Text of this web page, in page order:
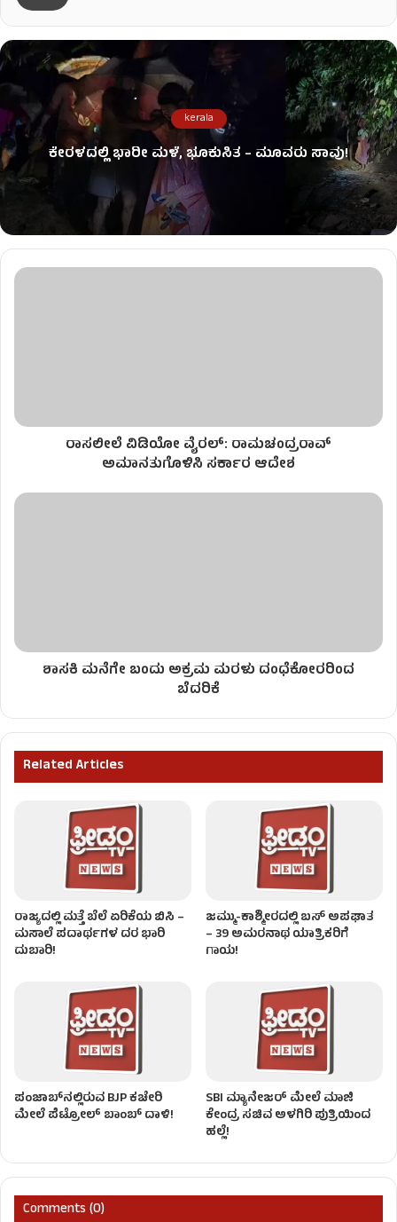
kerala
ಕೇರಳದಲ್ಲಿ ಭಾರೀ ಮಳೆ, ಭೂಕುಸಿತ – ಮೂವರು ಸಾವು!
ರಾಸಲೀಲೆ ವಿಡಿಯೋ ವೈರಲ್: ರಾಮಚಂದ್ರರಾವ್
ಅಮಾನತುಗೊಳಿಸಿ ಸರ್ಕಾರ ಆದೇಶ
ಶಾಸಕಿ ಮನೆಗೇ ಬಂದು ಅಕ್ರಮ ಮರಳು ದಂಧೆಕೋರರಿಂದ
ಬೆದರಿಕೆ
Related Articles
ರಾಜ್ಯದಲ್ಲಿ ಮತ್ತೆ ಬೆಲೆ ಏರಿಕೆಯ ಬಿಸಿ –
ಮಸಾಲೆ ಪದಾರ್ಥಗಳ ದರ ಭಾರಿ
ದುಬಾರಿ!
ಜಮ್ಮು-ಕಾಶ್ಮೀರದಲ್ಲಿ ಬಸ್ ಅಪಘಾತ
– 39 ಅಮರನಾಥ ಯಾತ್ರಿಕರಿಗೆ
ಗಾಯ!
ಪಂಜಾಬ್‌ನಲ್ಲಿರುವ BJP ಕಚೇರಿ
ಮೇಲೆ ಪೆಟ್ರೋಲ್ ಬಾಂಬ್ ದಾಳಿ!
SBI ಮ್ಯಾನೇಜರ್‌ ಮೇಲೆ ಮಾಜಿ
ಕೇಂದ್ರ ಸಚಿವ ಅಳಗಿರಿ ಪುತ್ರಿಯಿಂದ
ಹಲ್ಲೆ!
Comments (0)